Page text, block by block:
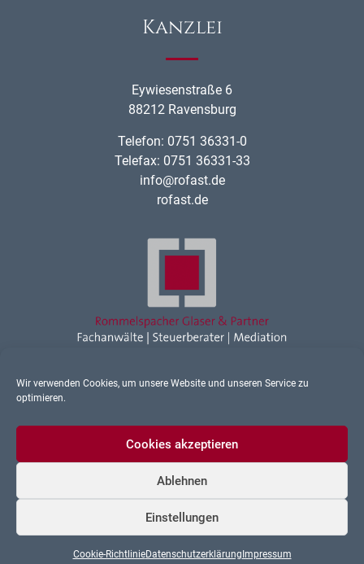
Wir verwenden Cookies, um unsere Website und unseren Service zu
optimieren.
Cookies akzeptieren
Ablehnen
Einstellungen
Cookie-RichtlinieDatenschutzerklärung Impressum
Kanzlei
Eywiesenstraße 6
88212 Ravensburg
Telefon: 0751 36331-0
Telefax: 0751 36331-33
info@rofast.de
rofast.de
Rechtsanwalt Ravensburg
Sonstiges
Impressum